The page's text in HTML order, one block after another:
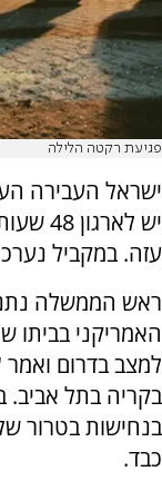
פגיעת רקטה הלילה
ישראל העבירה
יש
עזה. במקביל
ראש הממשלה
האמריקני בביתו
למצב בדרום ואמר
בקריה בתל אביב.
בנחישות בטרור
כבד.